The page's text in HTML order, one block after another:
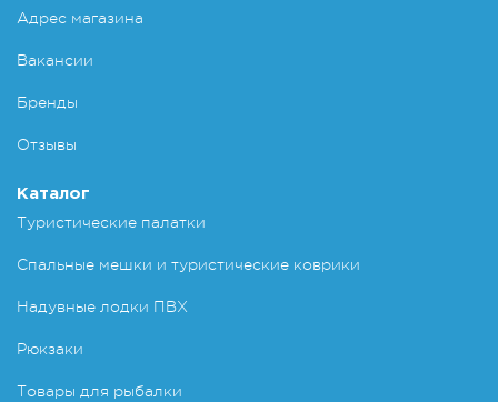
Адрес магазина
Вакансии
Бренды
Отзывы
Каталог
Туристические палатки
Спальные мешки и туристические коврики
Надувные лодки ПВХ
Рюкзаки
Товары для рыбалки